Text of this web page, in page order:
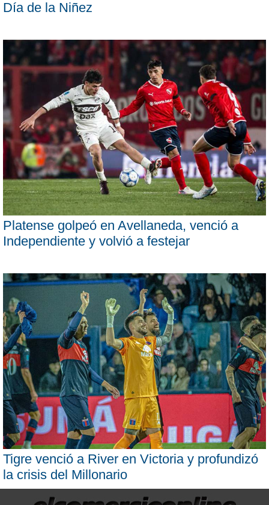
Día de la Niñez
Platense golpeó en Avellaneda, venció a
Independiente y volvió a festejar
Tigre venció a River en Victoria y profundizó
la crisis del Millonario